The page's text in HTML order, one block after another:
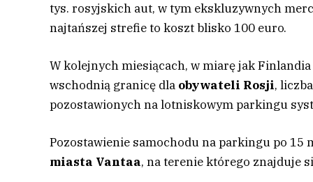
tys. rosyjskich aut, w tym ekskluzywnych
najtańszej strefie to koszt blisko 100 euro.
W kolejnych miesiącach, w miarę jak
wschodnią granicę dla obywateli Rosji,
pozostawionych na lotniskowym parkingu
Pozostawienie samochodu na parkingu po 15
miasta Vantaa, na terenie którego znajduje